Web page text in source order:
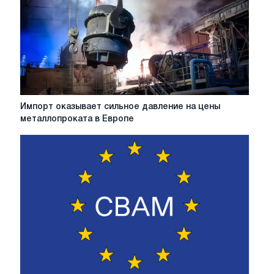
Импорт
оказывает
металлопроката
Импорт оказывает сильное давление на цены
металлопроката в Европе